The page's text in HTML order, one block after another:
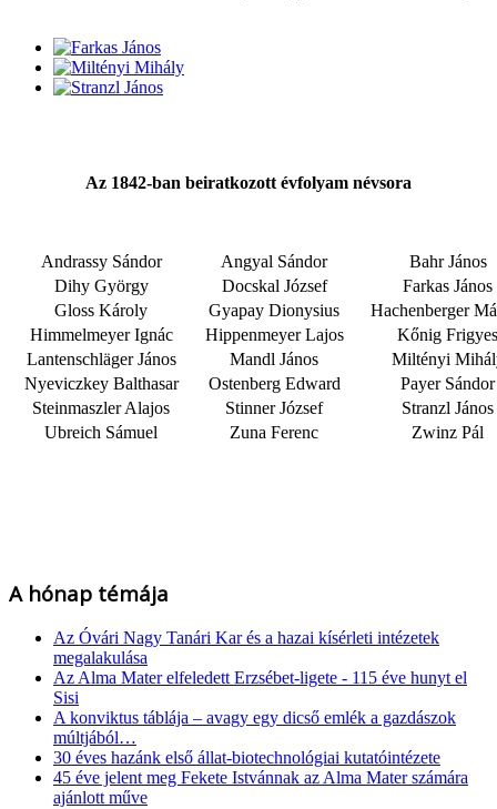
Az 1842-ban beiratkozott évfolyam névsora
Andrassy Sándor Angyal Sándor
Bahr János
Dihy György
Docskal József
Farkas János
Gloss Károly
Gyapay Dionysius
Hachenberger
Himmelmeyer Ignác
Hippenmeyer Lajos
Kőnig Frigyes
Lantenschläger János
Mandl János
Miltényi
Nyeviczkey Balthasar
Ostenberg Edward
Payer Sándor
Steinmaszler Alajos
Stinner József
Stranzl János
Ubreich Sámuel
Zuna Ferenc Zwinz Pál
A hónap témája
Az Óvári Nagy Tanári Kar és a hazai kísérleti intézetek
megalakulása
Az Alma Mater elfeledett Erzsébet-ligete - 115 éve hunyt el
Sisi
A konviktus táblája – avagy egy dicső emlék a gazdászok
múltjából…
30 éves hazánk első állat-biotechnológiai kutatóintézete
45 éve jelent meg Fekete Istvánnak az Alma Mater számára
ajánlott műve